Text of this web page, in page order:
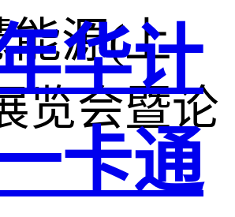
能源(上
览会暨论
华计
卡通